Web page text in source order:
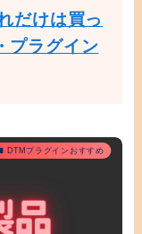
だけは買っ
プラグイン
DTMプラグインおすすめ